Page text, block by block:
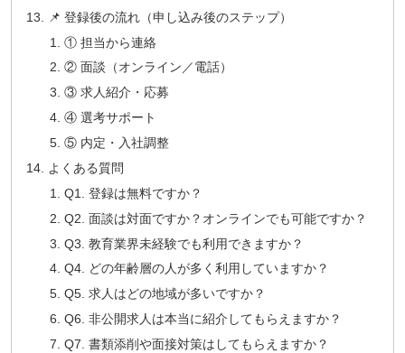
📌 登録後の流れ（申し込み後のステップ）
① 担当から連絡
② 面談（オンライン／電話）
③ 求人紹介・応募
④ 選考サポート
⑤ 内定・入社調整
よくある質問
Q1. 登録は無料ですか？
Q2. 面談は対面ですか？オンラインでも可能ですか？
Q3. 教育業界未経験でも利用できますか？
Q4. どの年齢層の人が多く利用していますか？
Q5. 求人はどの地域が多いですか？
Q6. 非公開求人は本当に紹介してもらえますか？
Q7. 書類添削や面接対策はしてもらえますか？